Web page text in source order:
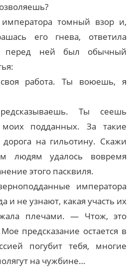
томный взор и,
его гнева, ответила
перед ней был обычный
работа. Ты воюешь, я
Ты сеешь
подданных. За такие
на гильотину. Скажи
людям удалось вовремя
этого пасквиля.
императора
и не узнают, какая участь их
плечами. — Чтож, это
предсказание остается в
погубит тебя, многие
на чужбине…